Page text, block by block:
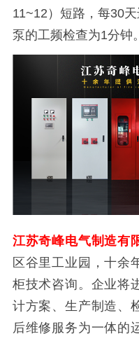
11~12）短路，每30
泵的工频检查为1分钟。
江苏奇峰电气制造有
区谷里工业园，十余
柜技术咨询。企业将
计方案、生产制造、
后维修服务为一体的